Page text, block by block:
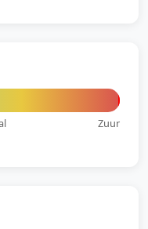
Zuur